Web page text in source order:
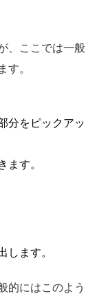
、ここでは一般
す。
分をピックアッ
ます。
します。
的にはこのよう